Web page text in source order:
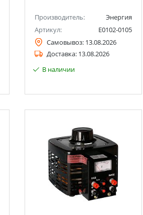
Производитель:
Энергия
Артикул:
Е0102-0105
Самовывоз: 13.08.2026
Доставка: 13.08.2026
В наличии